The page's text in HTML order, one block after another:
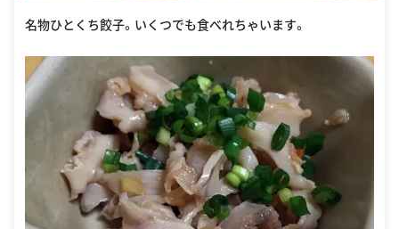
名物ひとくち餃子。いくつでも食べれちゃいます。